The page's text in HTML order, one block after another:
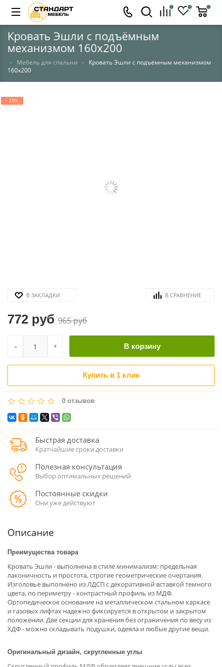
Кровать Эшли с подъёмным
механизмом 160х200
Мебель для спальни
Кровать Эшли с подъёмным механизмом
160х200
- 20%
В ЗАКЛАДКИ В СРАВНЕНИЕ
772 руб 965 руб
+
- В корзину
Купить в 1 клик
0 отзывов
Быстрая доставка
Кратчайшие сроки доставки
Полезная консультация
Выбор оптимальных решений
Постоянные скидки
Они уже действуют
Описание
Преимущества товара
Кровать Эшли - выполнена в стиле минимализм: предельная
лаконичность и простота, строгие геометрические очертания.
Изголовье выполнено из ЛДСП с декоративной вставкой темного
цвета, по периметру - контрастный профиль из МДФ.
Ортопедическое основание на металлическом стальном каркасе
и газовых лифтах надежно фиксируется в открытом и закрытом
положении. Две секции для хранения без ограничения по весу из
ХДФ - можно складывать подушки, одеяла и любые другие вещи.
Оригинальный дизайн, скругленные углы